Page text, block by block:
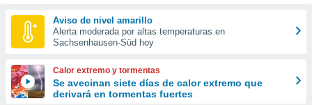
y
forma
digital
basada
Aviso de nivel amarillo
Alerta moderada por altas temperaturas en
Sachsenhausen-Süd hoy
Calor extremo y tormentas
Se avecinan siete días de calor extremo que
derivará en tormentas fuertes